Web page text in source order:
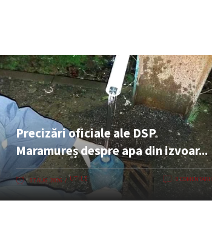
Precizări oficiale ale DSP
Maramureș despre apa din izvoar...
07 AUG. 2026 UTILE 0 COMENTARII